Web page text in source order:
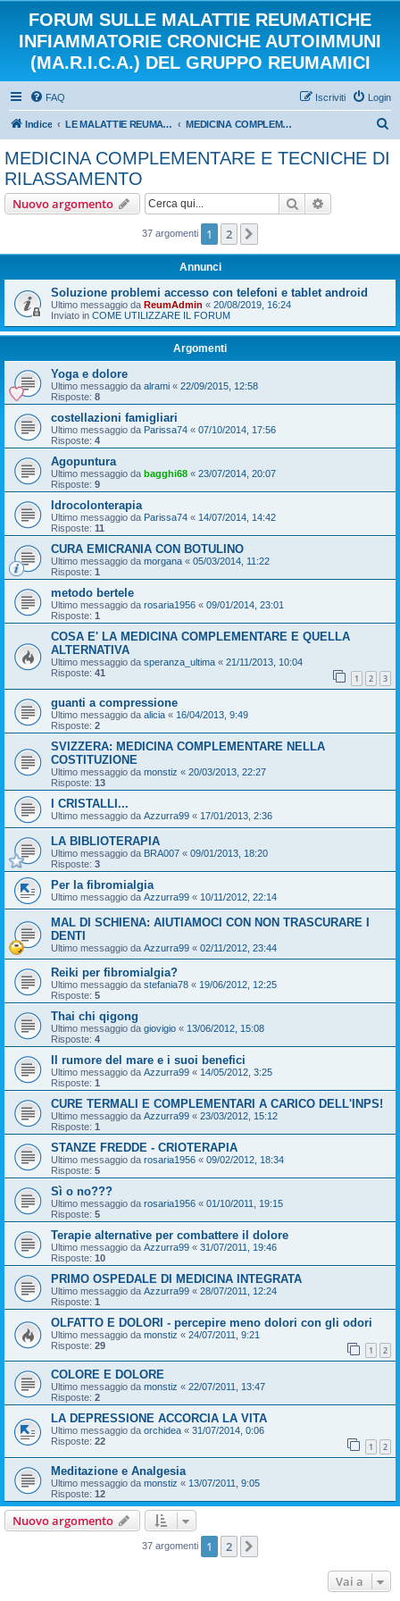
FORUM SULLE MALATTIE REUMATICHE
INFIAMMATORIE CRONICHE AUTOIMMUNI
(MA.R.I.C.A.) DEL GRUPPO REUMAMICI
FAQ Login
Iscriviti
Indice LE MALATTIE REUMATICHE INFIAMMATORIE CRONICHE AUTOIMMUNI MEDICINA COMPLEMENTARE E TECNICHE DI RILASSAMENTO
MEDICINA COMPLEMENTARE E TECNICHE DI
RILASSAMENTO
Nuovo argomento Cerca
37 argomenti 1 2
Annunci
Soluzione problemi accesso con telefoni e tablet android
Ultimo messaggio da ReumAdmin « 20/08/2019, 16:24
Inviato in COME UTILIZZARE IL FORUM
Argomenti
Yoga e dolore
Ultimo messaggio da alrami « 22/09/2015, 12:58
Risposte: 8
costellazioni famigliari
Ultimo messaggio da Parissa74 « 07/10/2014, 17:56
Risposte: 4
Agopuntura
Ultimo messaggio da bagghi68 « 23/07/2014, 20:07
Risposte: 9
Idrocolonterapia
Ultimo messaggio da Parissa74 « 14/07/2014, 14:42
Risposte: 11
CURA EMICRANIA CON BOTULINO
Ultimo messaggio da morgana « 05/03/2014, 11:22
Risposte: 1
metodo bertele
Ultimo messaggio da rosaria1956 « 09/01/2014, 23:01
Risposte: 1
COSA E' LA MEDICINA COMPLEMENTARE E QUELLA
ALTERNATIVA
Ultimo messaggio da speranza_ultima « 21/11/2013, 10:04
Risposte: 41 1 2 3
guanti a compressione
Ultimo messaggio da alicia « 16/04/2013, 9:49
Risposte: 2
SVIZZERA: MEDICINA COMPLEMENTARE NELLA
COSTITUZIONE
Ultimo messaggio da monstiz « 20/03/2013, 22:27
Risposte: 13
I CRISTALLI...
Ultimo messaggio da Azzurra99 « 17/01/2013, 2:36
LA BIBLIOTERAPIA
Ultimo messaggio da BRA007 « 09/01/2013, 18:20
Risposte: 3
Per la fibromialgia
Ultimo messaggio da Azzurra99 « 10/11/2012, 22:14
MAL DI SCHIENA: AIUTIAMOCI CON NON TRASCURARE I
DENTI
Ultimo messaggio da Azzurra99 « 02/11/2012, 23:44
Reiki per fibromialgia?
Ultimo messaggio da stefania78 « 19/06/2012, 12:25
Risposte: 5
Thai chi qigong
Ultimo messaggio da giovigio « 13/06/2012, 15:08
Risposte: 4
Il rumore del mare e i suoi benefici
Ultimo messaggio da Azzurra99 « 14/05/2012, 3:25
Risposte: 1
CURE TERMALI E COMPLEMENTARI A CARICO DELL'INPS!
Ultimo messaggio da Azzurra99 « 23/03/2012, 15:12
Risposte: 1
STANZE FREDDE - CRIOTERAPIA
Ultimo messaggio da rosaria1956 « 09/02/2012, 18:34
Risposte: 5
Sì o no???
Ultimo messaggio da rosaria1956 « 01/10/2011, 19:15
Risposte: 5
Terapie alternative per combattere il dolore
Ultimo messaggio da Azzurra99 « 31/07/2011, 19:46
Risposte: 10
PRIMO OSPEDALE DI MEDICINA INTEGRATA
Ultimo messaggio da Azzurra99 « 28/07/2011, 12:24
Risposte: 1
OLFATTO E DOLORI - percepire meno dolori con gli odori
Ultimo messaggio da monstiz « 24/07/2011, 9:21
Risposte: 29 1 2
COLORE E DOLORE
Ultimo messaggio da monstiz « 22/07/2011, 13:47
Risposte: 2
LA DEPRESSIONE ACCORCIA LA VITA
Ultimo messaggio da orchidea « 31/07/2014, 0:06
Risposte: 22 1 2
Meditazione e Analgesia
Ultimo messaggio da monstiz « 13/07/2011, 9:05
Risposte: 12
Nuovo argomento
37 argomenti 1 2
Vai a